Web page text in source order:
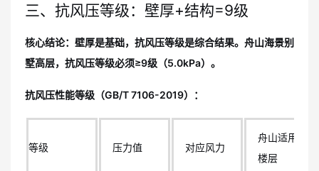
三、抗风压等级：壁厚+结构=9级
核心结论：壁厚是基础，抗风压等级是综合结果。舟山海景别
墅高层，抗风压等级必须≥9级（5.0kPa）。
抗风压性能等级（GB/T 7106-2019）：
等级 压力值 对应风力
舟山适用
楼层